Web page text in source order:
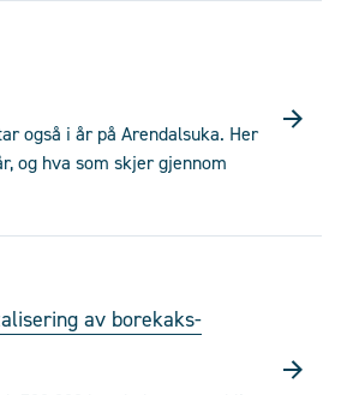
også i år på Arendalsuka. Her
og hva som skjer gjennom
av borekaks-